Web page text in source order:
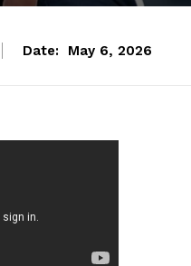
Date: May 6, 2026